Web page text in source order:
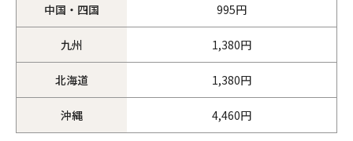
中国・四国 995円
九州 1,380円
北海道 1,380円
沖縄 4,460円